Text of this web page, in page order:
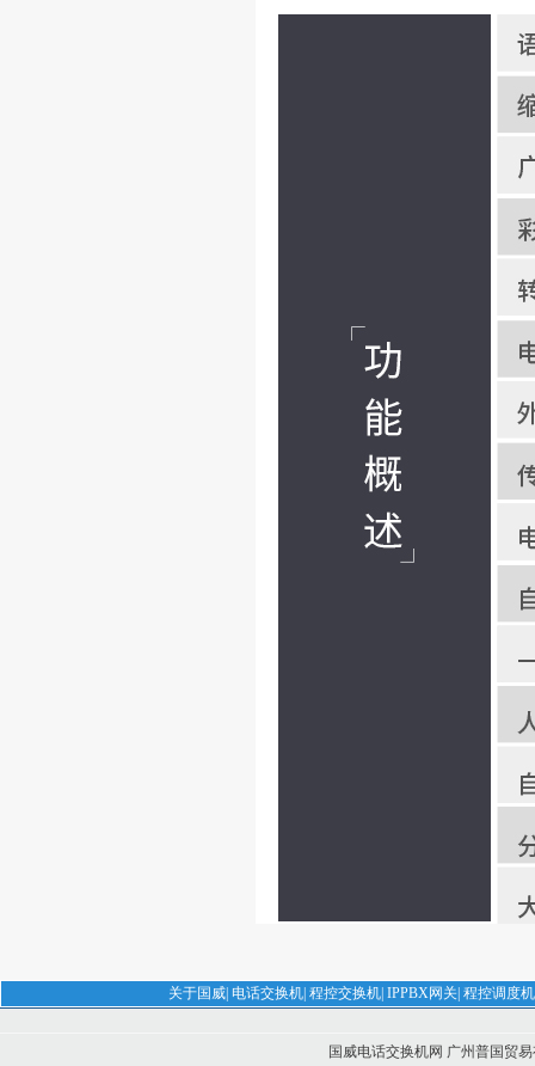
关于国威| 电话交换机| 程控交换机| IPPBX网关| 程控调度机
国威电话交换机网 广州普国贸